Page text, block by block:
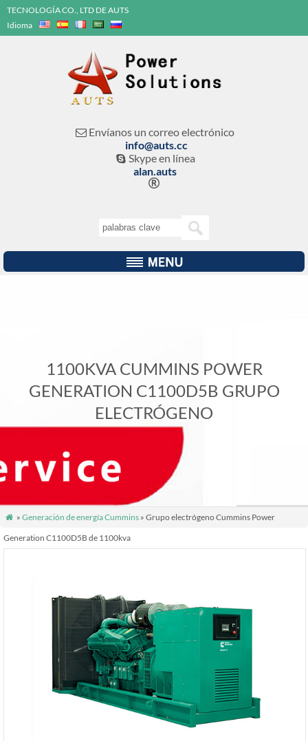
TECNOLOGÍA CO., LTD DE AUTS
Idioma
 Envíanos un correo electrónico
info@auts.cc
 Skype en línea
alan.auts

1100KVA CUMMINS POWER
GENERATION C1100D5B GRUPO
ELECTRÓGENO
 » Generación de energía Cummins» Grupo electrógeno Cummins Power
Generation C1100D5B de 1100kva